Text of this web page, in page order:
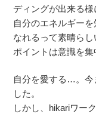
ディングが出来る様
自分のエネルギー
なれるって素晴らし
ポイントは意識を集
自分を愛する…。今
した。
しかし、hikariワー